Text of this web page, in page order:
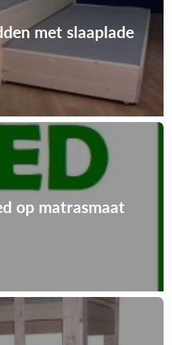
met slaaplade
op matrasmaat